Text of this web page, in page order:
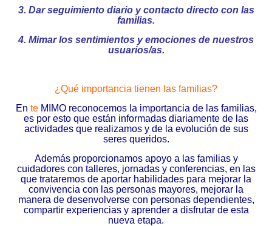
3. Dar seguimiento diario y contacto directo con las
familias.
4. Mimar los sentimientos y emociones de nuestros
usuarios/as.
¿Qué importancia tienen las familias?
En te MIMO reconocemos la importancia de las familias,
es por esto que están informadas diariamente de las
actividades que realizamos y de la evolución de sus
seres queridos.
Además proporcionamos apoyo a las familias y
cuidadores con talleres, jornadas y conferencias, en las
que trataremos de aportar habilidades para mejorar la
convivencia con las personas mayores, mejorar la
manera de desenvolverse con personas dependientes,
compartir experiencias y aprender a disfrutar de esta
nueva etapa.